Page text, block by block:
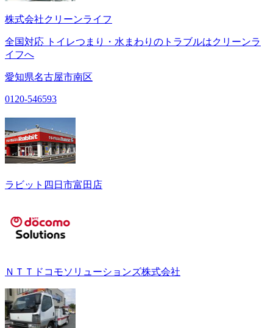
株式会社クリーンライフ
全国対応 トイレつまり・水まわりのトラブルはクリーンラ
イフへ
愛知県名古屋市南区
0120-546593
ラビット四日市富田店
ＮＴＴドコモソリューションズ株式会社